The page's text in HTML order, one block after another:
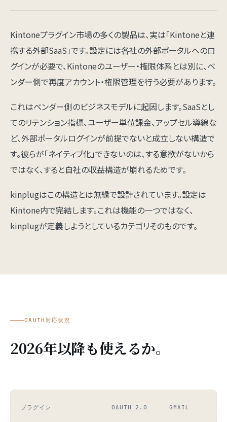
Kintoneプラグイン市場の多くの製品は、実は「Kintoneと連
携する外部SaaS」です。設定には各社の外部ポータルへのロ
グインが必要で、Kintoneのユーザー・権限体系とは別に、ベ
ンダー側で再度アカウント・権限管理を行う必要があります。
これはベンダー側のビジネスモデルに起因します。SaaSとし
てのリテンション指標、ユーザー単位課金、アップセル導線な
ど、外部ポータルログインが前提でないと成立しない構造で
す。彼らが「ネイティブ化」できないのは、する意欲がないから
ではなく、すると自社の収益構造が崩れるためです。
kinplugはこの構造とは無縁で設計されています。設定は
Kintone内で完結します。これは機能の一つではなく、
kinplugが定義しようとしているカテゴリそのものです。
OAUTH対応状況
2026年以降も使えるか。
プラグイン OAUTH 2.0 GMAIL